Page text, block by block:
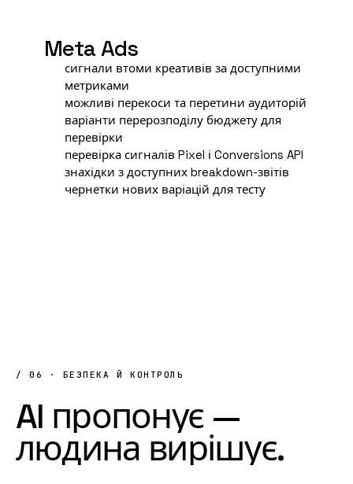
M
Meta Ads
сигнали втоми креативів за доступними
метриками
можливі перекоси та перетини аудиторій
варіанти перерозподілу бюджету для
перевірки
перевірка сигналів Pixel і Conversions API
знахідки з доступних breakdown-звітів
чернетки нових варіацій для тесту
/ 06 · БЕЗПЕКА Й КОНТРОЛЬ
AI пропонує —
людина вирішує.